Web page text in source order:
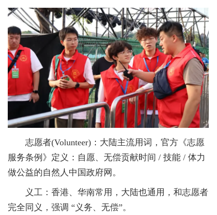
志愿者(Volunteer)：大陆主流用词，官方《志愿
服务条例》定义：自愿、无偿贡献时间 / 技能 / 体力
做公益的自然人中国政府网。
义工：香港、华南常用，大陆也通用，和志愿者
完全同义，强调 “义务、无偿”。